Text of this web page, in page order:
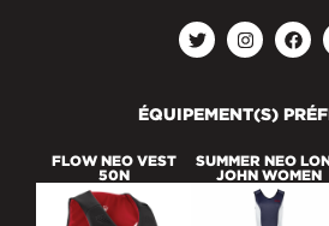
ÉQUIPEMENT(S)
FLOW NEO VEST
50N
SUMMER NEO
JOHN WOMEN